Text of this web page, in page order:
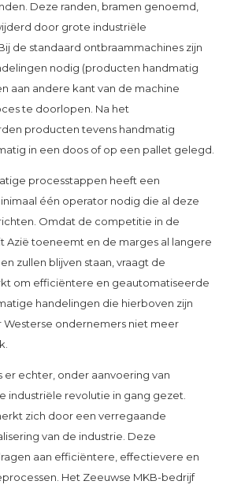
Deze randen, bramen genoemd,
door grote industriële
de standaard ontbraammachines zijn
nodig (producten handmatig
aan andere kant van de machine
te doorlopen. Na het
producten tevens handmatig
in een doos of op een pallet gelegd.
processtappen heeft een
één operator nodig die al deze
Omdat de competitie in de
Azië toeneemt en de marges al langere
zullen blijven staan, vraagt de
om efficiëntere en geautomatiseerde
handelingen die hierboven zijn
Westerse ondernemers niet meer
er echter, onder aanvoering van
industriële revolutie in gang gezet.
zich door een verregaande
van de industrie. Deze
aan efficiëntere, effectievere en
Het Zeeuwse MKB-bedrijf